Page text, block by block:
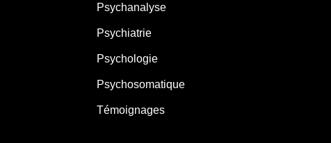
Psychanalyse
Psychiatrie
Psychologie
Psychosomatique
Témoignages